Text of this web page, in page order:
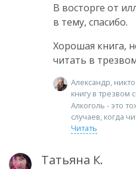
В восторге от
в тему, спасибо.
Хорошая книга,
читать в
Александр,
книгу в трезвом
Алкоголь - это
случаев, когда
Читать
Татьяна К.